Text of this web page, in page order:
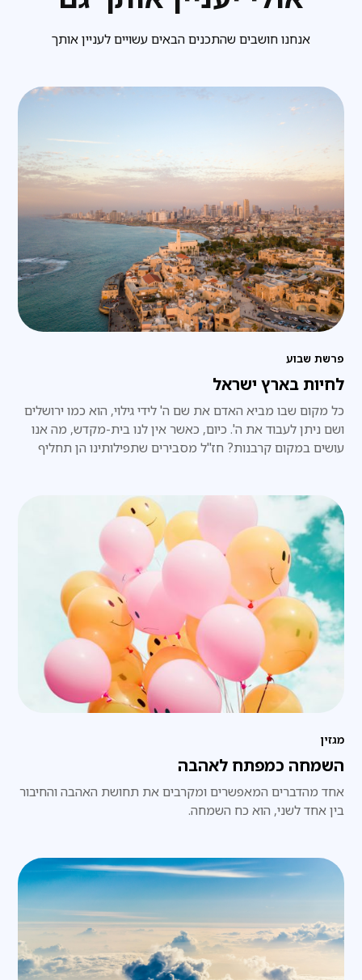
אנחנו חושבים שהתכנים הבאים עשויים לעניין אותך
פרשת שבוע
לחיות בארץ ישראל
כל מקום שבו מביא האדם את שם ה' לידי גילוי, הוא כמו ירושלים
ושם ניתן לעבוד את ה'. כיום, כאשר אין לנו בית-מקדש, מה אנו
עושים במקום קרבנות? חז"ל מסבירים שתפילותינו הן תחליף
מגזין
השמחה כמפתח לאהבה
אחד מהדברים המאפשרים ומקרבים את תחושת האהבה והחיבור
בין אחד לשני, הוא כח השמחה.